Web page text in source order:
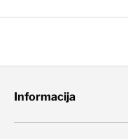
Informacija